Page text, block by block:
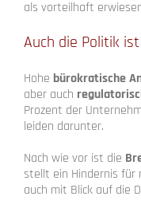
als vorteilhaft
Auch die Politik
Hohe bürokratische
aber auch
Prozent der
leiden darunter.
Nach wie vor ist die
stellt ein Hindernis für
auch mit Blick auf die